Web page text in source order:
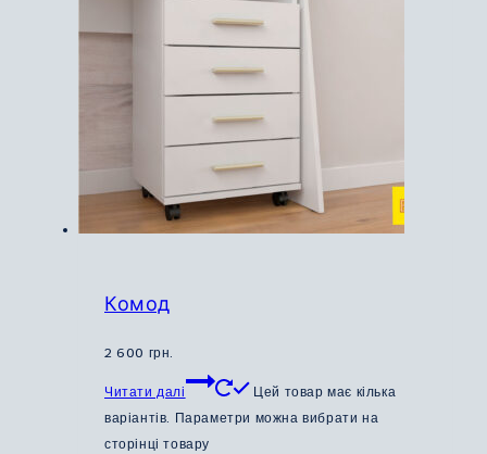
Комод
2 600 грн.
Читати далі
Цей товар має кілька
варіантів. Параметри можна вибрати на
сторінці товару